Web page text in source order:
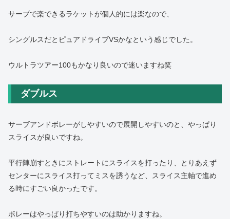
サーブで楽できるラケットが個人的には楽なので、
シングルスだとピュアドライブVSかなという感じでした。
ウルトラツアー100もかなり良いので迷いますね笑
ダブルス
サーブアンドボレーがしやすいので展開しやすいのと、やっぱり
スライスが良いですね。
平行陣崩すときにストレートにスライスを打ったり、とりあえず
センターにスライス打ってミスを誘うなど、スライス主軸で進め
る時にすごい良かったです。
ボレーはやっぱり打ちやすいのは助かりますね。